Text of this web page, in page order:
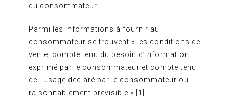
du consommateur.
Parmi les informations à fournir au
consommateur se trouvent « les conditions de
vente, compte tenu du besoin d’information
exprimé par le consommateur et compte tenu
de l’usage déclaré par le consommateur ou
raisonnablement prévisible » [1].